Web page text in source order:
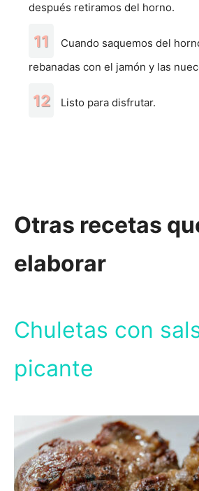
después retiramos del horno.
Cuando saquemos del
rebanadas con el jamón y las
Listo para disfrutar.
Otras recetas
elaborar
Chuletas con
picante